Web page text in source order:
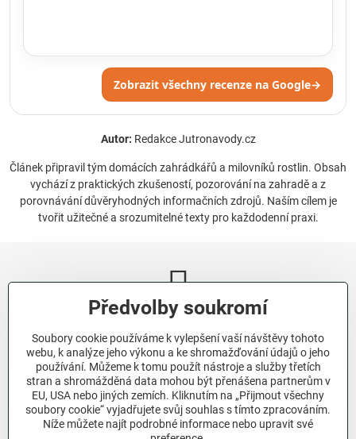
Zobrazit všechny recenze na Google→
Autor: Redakce Jutronavody.cz
Článek připravil tým domácích zahrádkářů a milovníků rostlin. Obsah
vychází z praktických zkušeností, pozorování na zahradě a z
porovnávání důvěryhodných informačních zdrojů. Naším cílem je
tvořit užitečné a srozumitelné texty pro každodenní praxi.
Newsletter
Odebírat naše novinky:
Odebírat
Chci se přihlásit k odběru novinek e-mailem.
Předvolby soukromí
Soubory cookie používáme k vylepšení vaší návštěvy tohoto
webu, k analýze jeho výkonu a ke shromažďování údajů o jeho
používání. Můžeme k tomu použít nástroje a služby třetích
stran a shromážděná data mohou být přenášena partnerům v
EU, USA nebo jiných zemích. Kliknutím na „Přijmout všechny
soubory cookie“ vyjadřujete svůj souhlas s tímto zpracováním.
Níže můžete najít podrobné informace nebo upravit své